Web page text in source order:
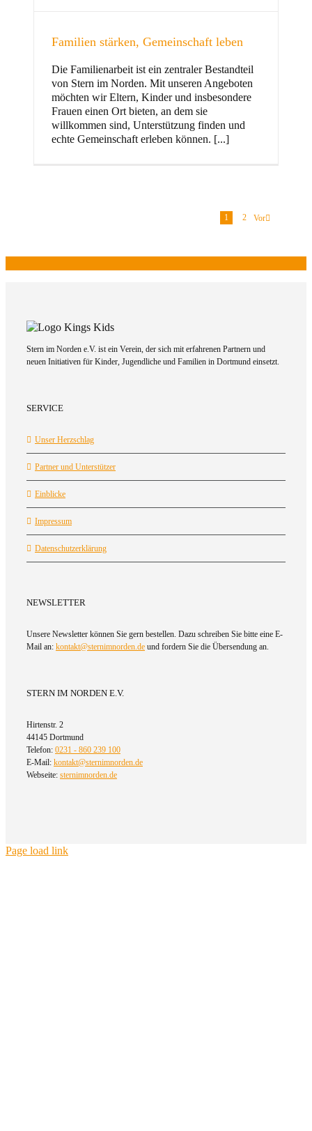
Familien stärken, Gemeinschaft leben
Die Familienarbeit ist ein zentraler Bestandteil
von Stern im Norden. Mit unseren Angeboten
möchten wir Eltern, Kinder und insbesondere
Frauen einen Ort bieten, an dem sie
willkommen sind, Unterstützung finden und
echte Gemeinschaft erleben können. [...]
1 2 Vor
Stern im Norden e.V. ist ein Verein, der sich mit erfahrenen Partnern und
neuen Initiativen für Kinder, Jugendliche und Familien in Dortmund einsetzt.
SERVICE
Unser Herzschlag
Partner und Unterstützer
Einblicke
Impressum
Datenschutzerklärung
NEWSLETTER
Unsere Newsletter können Sie gern bestellen. Dazu schreiben Sie bitte eine E-
Mail an: kontakt@sternimnorden.de und fordern Sie die Übersendung an.
STERN IM NORDEN E.V.
Hirtenstr. 2
44145 Dortmund
Telefon: 0231 - 860 239 100
E-Mail: kontakt@sternimnorden.de
Webseite: sternimnorden.de
Page load link